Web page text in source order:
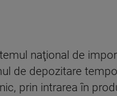
naţional de
de depozitare
prin intrarea în